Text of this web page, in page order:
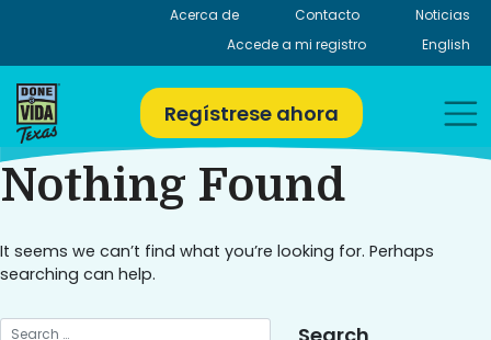
Acerca de Contacto
Noticias
Accede a mi registro
English
Regístrese ahora
Nothing Found
It seems we can’t find what you’re looking for. Perhaps
searching can help.